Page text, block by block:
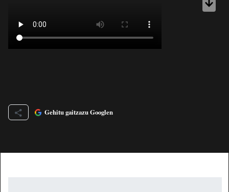
Gehitu gaitzazu Googlen